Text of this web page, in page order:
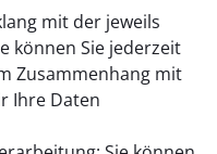
mit der jeweils
können Sie jederzeit
Zusammenhang mit
Ihre Daten